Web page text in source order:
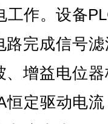
工作。设备
路完成信号
、增益电位
恒定驱动电